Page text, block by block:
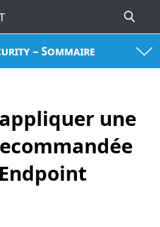
– Sommaire
une